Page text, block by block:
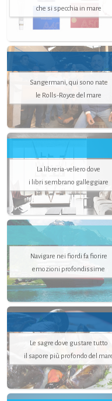
che si specchia in mare
Sangermani, qui sono nate
le Rolls-Royce del mare
La libreria-veliero dove
i libri sembrano galleggiare
Navigare nei fiordi fa fiorire
emozioni profondissime
Le sagre dove gustare tutto
il sapore più profondo del